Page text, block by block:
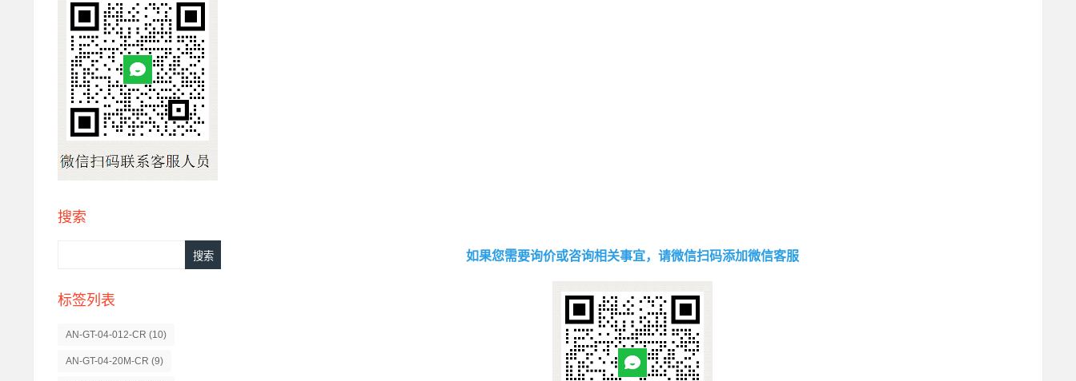
搜索
标签列表
AN-GT-04-012-CR (10)
AN-GT-04-20M-CR (9)
如果您需要询价或咨询相关事宜，请微信扫码添加微信客服